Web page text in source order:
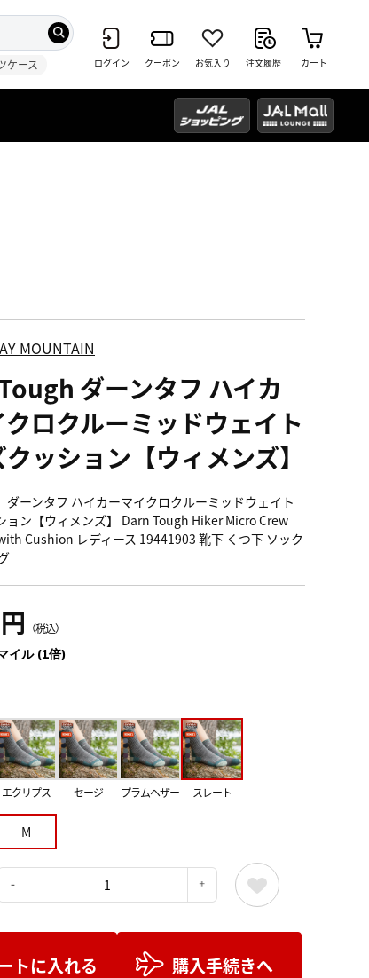
ケース ログイン クーポン お気入り 注文履歴 カート
MOUNTAIN
ダーンタフ ハイカ
ロクルーミッドウェイト
ッション【ウィメンズ】
ダーンタフ ハイカーマイクロクルーミッドウェイト
ョン【ウィメンズ】 Darn Tough Hiker Micro Crew
Cushion レディース 19441903 靴下 くつ下 ソック
（税込）
イル (1倍)
エクリプス セージ プラムヘザー スレート
M
トに入れる 購入手続きへ